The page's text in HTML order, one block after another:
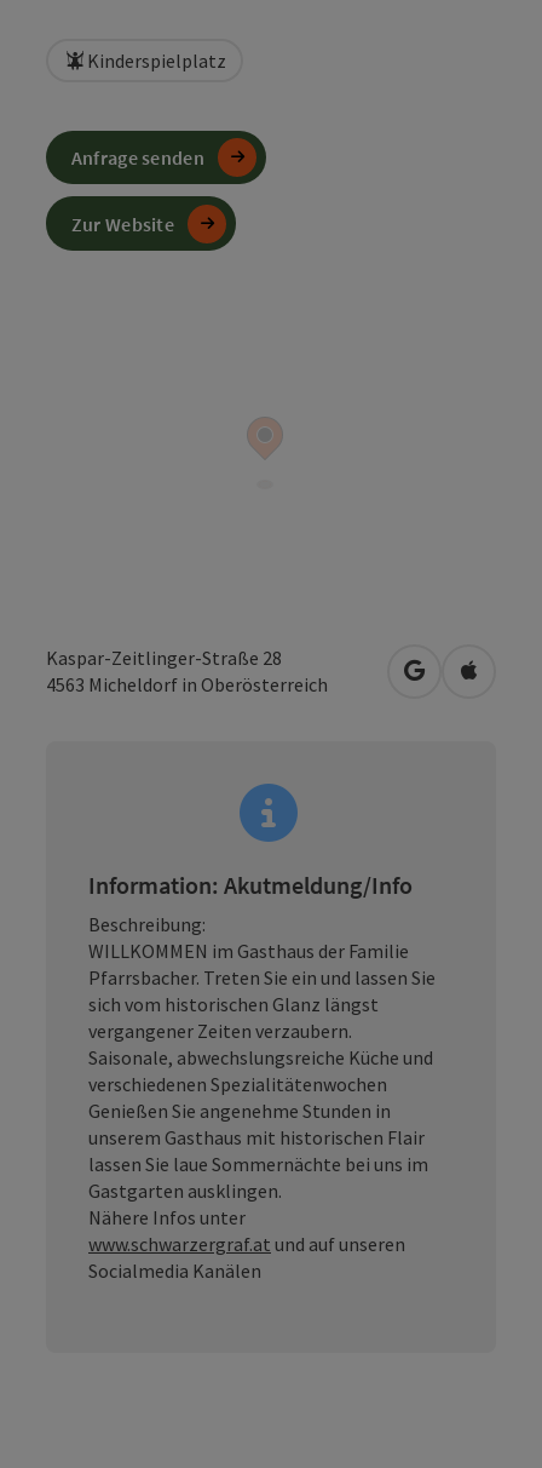
Kinderspielplatz
Kaspar-Zeitlinger-Straße 28
4563 Micheldorf in Oberösterreich in Google
in
Information: Akutmeldung/Info
Beschreibung:
WILLKOMMEN im Gasthaus der Familie
Pfarrsbacher. Treten Sie ein und lassen Sie
sich vom historischen Glanz längst
vergangener Zeiten verzaubern.
Saisonale, abwechslungsreiche Küche und
verschiedenen Spezialitätenwochen
Genießen Sie angenehme Stunden in
unserem Gasthaus mit historischen Flair
lassen Sie laue Sommernächte bei uns im
Gastgarten ausklingen.
Nähere Infos unter
www.schwarzergraf.at und auf unseren
Socialmedia Kanälen
Anfrage senden
Zur Website